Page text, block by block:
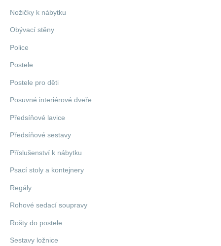
Nožičky k nábytku
Obývací stěny
Police
Postele
Postele pro děti
Posuvné interiérové dveře
Předsíňové lavice
Předsíňové sestavy
Příslušenství k nábytku
Psací stoly a kontejnery
Regály
Rohové sedací soupravy
Rošty do postele
Sestavy ložnice